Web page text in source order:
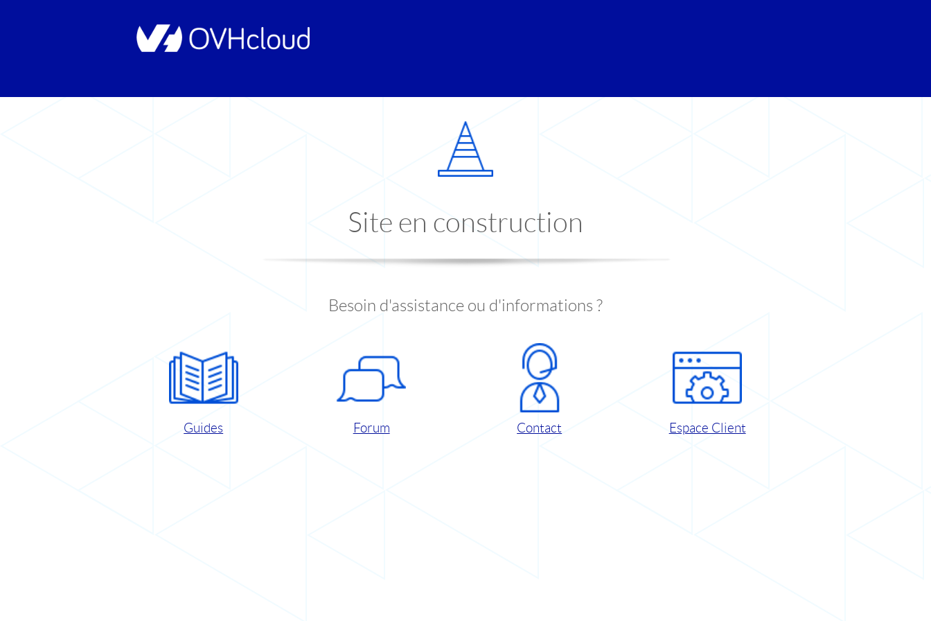
Site en construction
Besoin d'assistance ou d'informations ?
Guides Forum Contact Espace Client